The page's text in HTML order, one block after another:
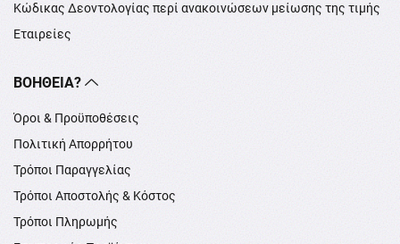
Κώδικας Δεοντολογίας περί ανακοινώσεων μείωσης της τιμής
Εταιρείες
ΒΟΉΘΕΙΑ?
Όροι & Προϋποθέσεις
Πολιτική Απορρήτου
Τρόποι Παραγγελίας
Τρόποι Αποστολής & Κόστος
Τρόποι Πληρωμής